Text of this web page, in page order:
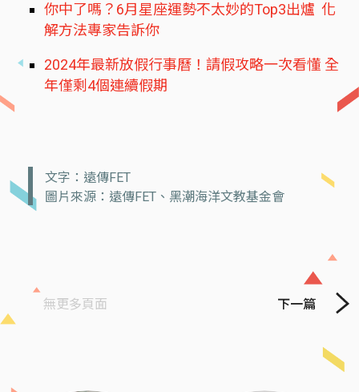
你中了嗎？6月星座運勢不太妙的Top3出爐 化
解方法專家告訴你
2024年最新放假行事曆！請假攻略一次看懂 全
年僅剩4個連續假期
文字：遠傳FET
圖片來源：遠傳FET、黑潮海洋文教基金會
無更多頁面 下一篇
Previous Next